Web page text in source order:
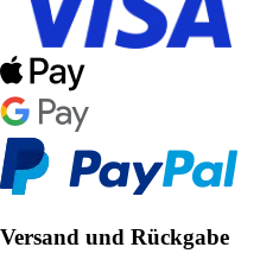
Versand und Rückgabe